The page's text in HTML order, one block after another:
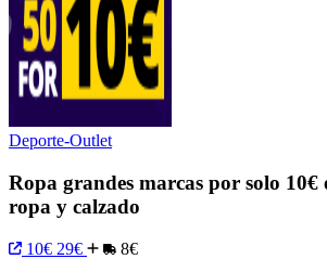
Deporte-Outlet
Ropa grandes marcas por solo
ropa y calzado
10€ 29€ 8€